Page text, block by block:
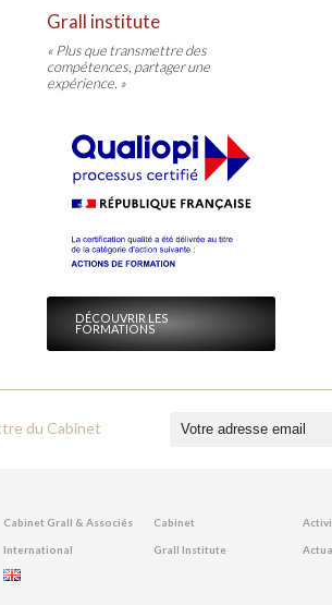
Grall institute
« Plus que transmettre des
compétences, partager une
expérience. »
DÉCOUVRIR LES
FORMATIONS
du Cabinet
Cabinet Grall & Associés Cabinet
International Grall Institute